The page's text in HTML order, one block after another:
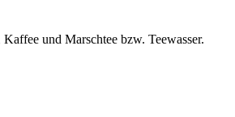
und Marschtee bzw. Teewasser.